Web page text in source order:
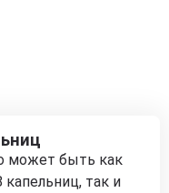
может быть как
так и